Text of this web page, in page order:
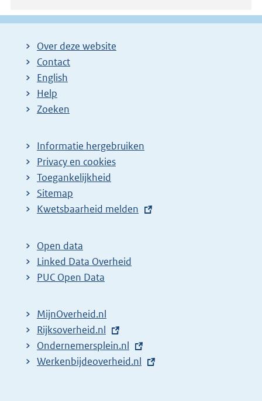
Over deze website
Contact
English
Help
Zoeken
Informatie hergebruiken
Privacy en cookies
Toegankelijkheid
Sitemap
E
t
e
r
l
i
n
k
Kwetsbaarheid melden
Open data
Linked Data Overheid
PUC Open Data
MijnOverheid.nl
E
x
t
Rijksoverheid.nl
E
x
Ondernemersplein.nl
E
Werkenbijdeoverheid.nl